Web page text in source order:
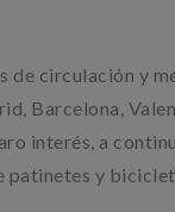
circulación y
Barcelona,
interés, a
y